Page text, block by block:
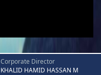
Corporate Director
KHALID HAMID HASSAN M